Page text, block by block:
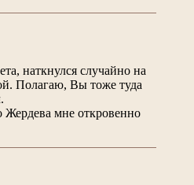
наткнулся случайно на
Полагаю, Вы тоже туда
Жердева мне откровенно